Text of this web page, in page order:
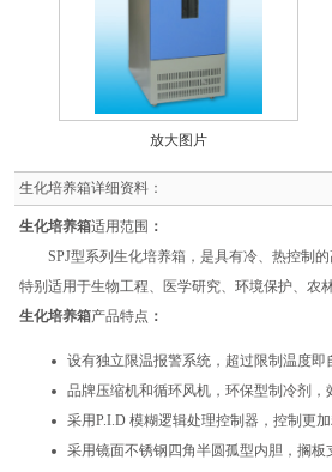
放大图片
生化培养箱详细资料：
生化培养箱适用范围 ：
SPJ型系列生化培养箱，是具有冷、热控制的
特别适用于生物工程、医学研究、环境保护、农
生化培养箱产品特点 ：
设有独立限温报警系统，超过限制温度
品牌压缩机和循环风机，环保型制冷剂，
采用P.I.D 模糊逻辑处理控制器，控制更
采用镜面不锈钢四角半圆孤型内胆，搁